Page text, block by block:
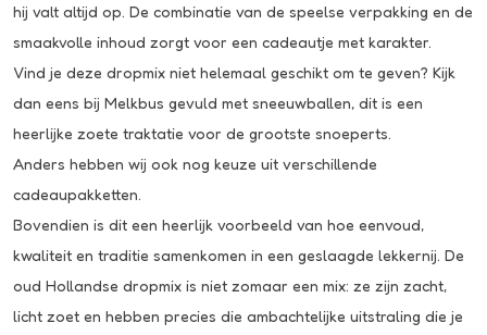
hij valt altijd op. De combinatie van de speelse verpakking en de
smaakvolle inhoud zorgt voor een cadeautje met karakter.
Vind je deze dropmix niet helemaal geschikt om te geven? Kijk
dan eens bij Melkbus gevuld met sneeuwballen, dit is een
heerlijke zoete traktatie voor de grootste snoeperts.
Anders hebben wij ook nog keuze uit verschillende
cadeaupakketten.
Bovendien is dit een heerlijk voorbeeld van hoe eenvoud,
kwaliteit en traditie samenkomen in een geslaagde lekkernij. De
oud Hollandse dropmix is niet zomaar een mix: ze zijn zacht,
licht zoet en hebben precies die ambachtelijke uitstraling die je